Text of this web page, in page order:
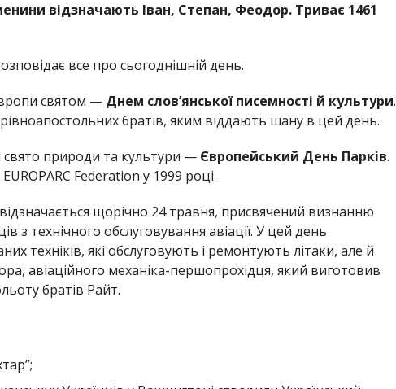
відзначають Іван, Степан, Феодор. Триває 1461
все про сьогоднішній день.
святом — Днем слов’янської писемності й культури.
братів, яким віддають шану в цей день.
свято природи та культури — Європейський День Парків.
Federation у 1999 році.
щорічно 24 травня, присвячений визнанню
з технічного обслуговування авіації. У цей день
техніків, які обслуговують і ремонтують літаки, але й
авіаційного механіка-першопрохідця, який виготовив
братів Райт.